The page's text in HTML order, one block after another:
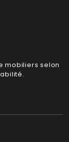
mobiliers selon